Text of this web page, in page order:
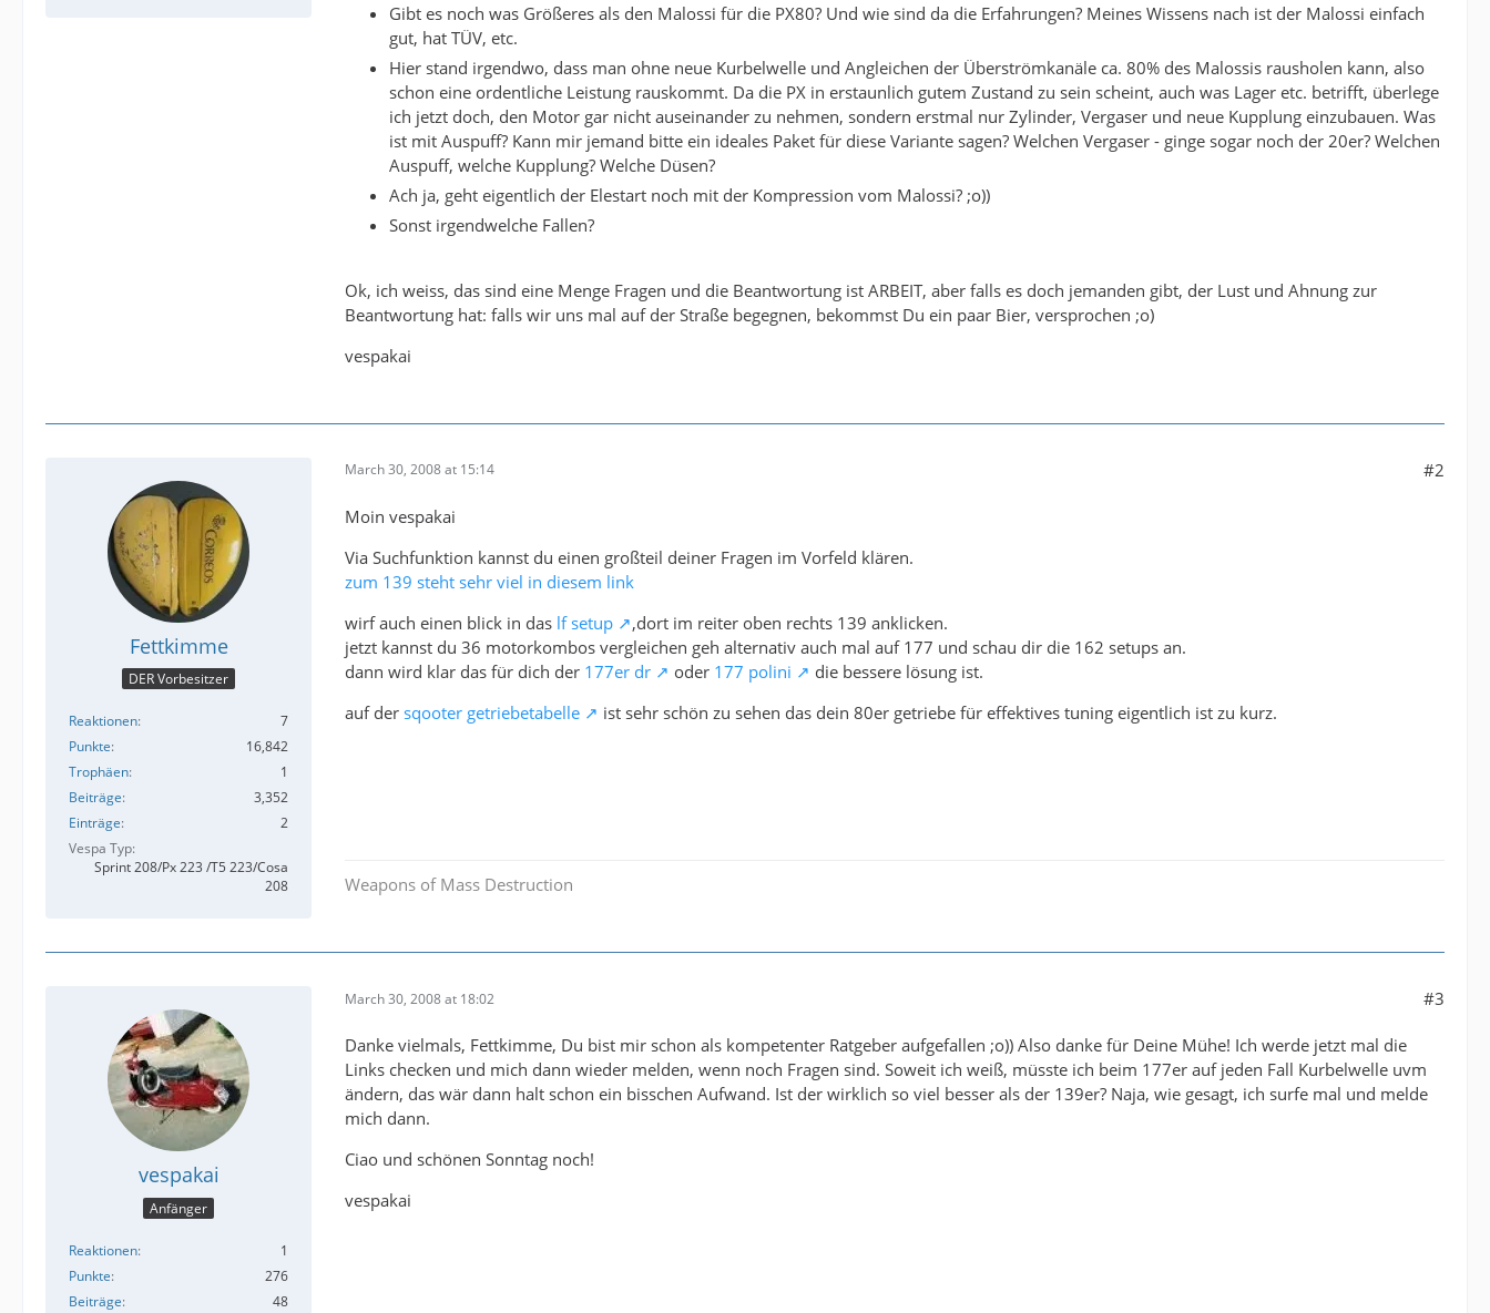
Gibt es noch was Größeres als den Malossi für die PX80? Und wie sind da die Erfahrungen? Meines Wissens nach ist der Malossi einfach
gut, hat TÜV, etc.
Hier stand irgendwo, dass man ohne neue Kurbelwelle und Angleichen der Überströmkanäle ca. 80% des Malossis rausholen kann, also
schon eine ordentliche Leistung rauskommt. Da die PX in erstaunlich gutem Zustand zu sein scheint, auch was Lager etc. betrifft, überlege
ich jetzt doch, den Motor gar nicht auseinander zu nehmen, sondern erstmal nur Zylinder, Vergaser und neue Kupplung einzubauen. Was
ist mit Auspuff? Kann mir jemand bitte ein ideales Paket für diese Variante sagen? Welchen Vergaser - ginge sogar noch der 20er? Welchen
Auspuff, welche Kupplung? Welche Düsen?
Ach ja, geht eigentlich der Elestart noch mit der Kompression vom Malossi? ;o))
Sonst irgendwelche Fallen?
Ok, ich weiss, das sind eine Menge Fragen und die Beantwortung ist ARBEIT, aber falls es doch jemanden gibt, der Lust und Ahnung zur
Beantwortung hat: falls wir uns mal auf der Straße begegnen, bekommst Du ein paar Bier, versprochen ;o)
vespakai
Fettkimme
DER Vorbesitzer
Reaktionen
7
Punkte
16,842
Trophäen
1
Beiträge
3,352
Einträge
2
Vespa Typ
Sprint 208/Px 223 /T5 223/Cosa
208
March 30, 2008 at 15:14 #2
Moin vespakai
Via Suchfunktion kannst du einen großteil deiner Fragen im Vorfeld klären.
zum 139 steht sehr viel in diesem link
wirf auch einen blick in das lf setup
,dort im reiter oben rechts 139 anklicken.
jetzt kannst du 36 motorkombos vergleichen geh alternativ auch mal auf 177 und schau dir die 162 setups an.
dann wird klar das für dich der 177er dr oder 177 polini
die bessere lösung ist.
auf der sqooter getriebetabelle ist sehr schön zu sehen das dein 80er getriebe für effektives tuning eigentlich ist zu kurz.
Weapons of Mass Destruction
vespakai
Anfänger
Reaktionen
1
Punkte
276
Beiträge
48
March 30, 2008 at 18:02 #3
Danke vielmals, Fettkimme, Du bist mir schon als kompetenter Ratgeber aufgefallen ;o)) Also danke für Deine Mühe! Ich werde jetzt mal die
Links checken und mich dann wieder melden, wenn noch Fragen sind. Soweit ich weiß, müsste ich beim 177er auf jeden Fall Kurbelwelle uvm
ändern, das wär dann halt schon ein bisschen Aufwand. Ist der wirklich so viel besser als der 139er? Naja, wie gesagt, ich surfe mal und melde
mich dann.
Ciao und schönen Sonntag noch!
vespakai